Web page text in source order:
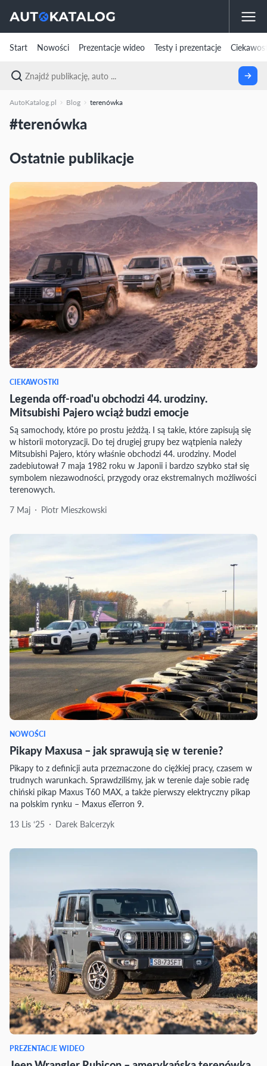
Start Nowości Prezentacje wideo Testy i prezentacje
AutoKatalog.pl Blog terenówka
#terenówka
Ostatnie publikacje
CIEKAWOSTKI
Legenda off-road'u obchodzi 44. urodziny.
Mitsubishi Pajero wciąż budzi emocje
Są samochody, które po prostu jeżdżą. I są takie, które zapisują się
w historii motoryzacji. Do tej drugiej grupy bez wątpienia należy
Mitsubishi Pajero, który właśnie obchodzi 44. urodziny. Model
zadebiutował 7 maja 1982 roku w Japonii i bardzo szybko stał się
symbolem niezawodności, przygody oraz ekstremalnych możliwości
terenowych.
7 Maj
Piotr Mieszkowski
NOWOŚCI
Pikapy Maxusa – jak sprawują się w terenie?
Pikapy to z definicji auta przeznaczone do ciężkiej pracy, czasem w
trudnych warunkach. Sprawdziliśmy, jak w terenie daje sobie radę
chiński pikap Maxus T60 MAX, a także pierwszy elektryczny pikap
na polskim rynku – Maxus eTerron 9.
13 Lis ‘25
Darek Balcerzyk
PREZENTACJE WIDEO